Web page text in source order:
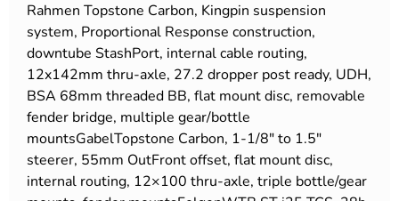
Rahmen Topstone Carbon, Kingpin suspension
system, Proportional Response construction,
downtube StashPort, internal cable routing,
12x142mm thru-axle, 27.2 dropper post ready, UDH,
BSA 68mm threaded BB, flat mount disc, removable
fender bridge, multiple gear/bottle
mountsGabelTopstone Carbon, 1-1/8″ to 1.5″
steerer, 55mm OutFront offset, flat mount disc,
internal routing, 12×100 thru-axle, triple bottle/gear